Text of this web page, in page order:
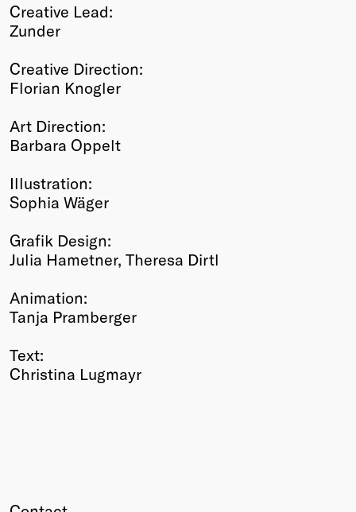
Creative Lead:
Zunder
Creative Direction:
Florian Knogler
Art Direction:
Barbara Oppelt
Illustration:
Sophia Wäger
Grafik Design:
Julia Hametner, Theresa Dirtl
Animation:
Tanja Pramberger
Text:
Christina Lugmayr